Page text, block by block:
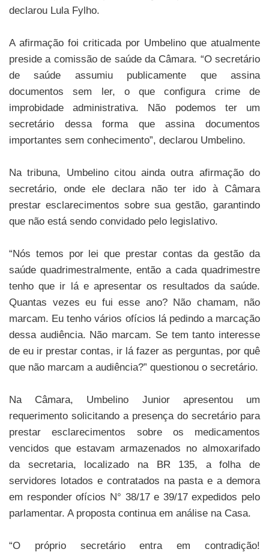
declarou Lula Fylho.
A afirmação foi criticada por Umbelino que atualmente
preside a comissão de saúde da Câmara. “O secretário
de saúde assumiu publicamente que assina
documentos sem ler, o que configura crime de
improbidade administrativa. Não podemos ter um
secretário dessa forma que assina documentos
importantes sem conhecimento”, declarou Umbelino.
Na tribuna, Umbelino citou ainda outra afirmação do
secretário, onde ele declara não ter ido à Câmara
prestar esclarecimentos sobre sua gestão, garantindo
que não está sendo convidado pelo legislativo.
“Nós temos por lei que prestar contas da gestão da
saúde quadrimestralmente, então a cada quadrimestre
tenho que ir lá e apresentar os resultados da saúde.
Quantas vezes eu fui esse ano? Não chamam, não
marcam. Eu tenho vários ofícios lá pedindo a marcação
dessa audiência. Não marcam. Se tem tanto interesse
de eu ir prestar contas, ir lá fazer as perguntas, por quê
que não marcam a audiência?” questionou o secretário.
Na Câmara, Umbelino Junior apresentou um
requerimento solicitando a presença do secretário para
prestar esclarecimentos sobre os medicamentos
vencidos que estavam armazenados no almoxarifado
da secretaria, localizado na BR 135, a folha de
servidores lotados e contratados na pasta e a demora
em responder ofícios N° 38/17 e 39/17 expedidos pelo
parlamentar. A proposta continua em análise na Casa.
“O próprio secretário entra em contradição!